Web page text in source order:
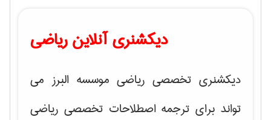
دیکشنری آنلاین ریاضی
دیکشنری تخصصی ریاضی موسسه البرز می
تواند برای ترجمه اصطلاحات تخصصی ریاضی